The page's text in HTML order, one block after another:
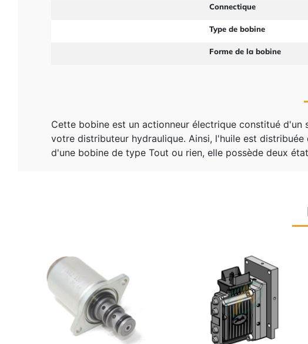
Connectique
Type de bobine
Forme de la bobine
Cette bobine est un actionneur électrique constitué
votre distributeur hydraulique. Ainsi, l'huile est
d'une bobine de type Tout ou rien, elle possède deux